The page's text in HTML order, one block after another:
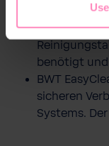
BWT
benötigt
BWT
sicheren
Systems.